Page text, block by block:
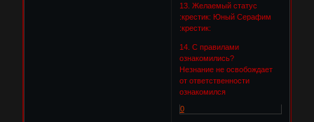
13. Желаемый статус
:крестик: Юный Серафим
:крестик:
14. С правилами
ознакомились?
Незнание не освобождает
от ответственности
ознакомился
0